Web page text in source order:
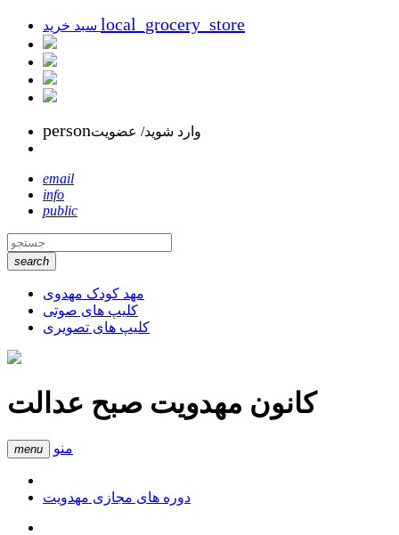
local_grocery_store
personوارد شوید/ عضویت
email
info
public
search
مهد کودک مهدوی
کلیپ های صوتی
کلیپ های تصویری
کانون مهدویت صبح عدالت
menu منو
دوره های مجازی مهدویت